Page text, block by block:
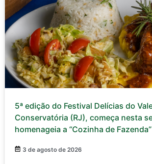
5ª edição do Festival Delícias do
Conservatória (RJ), começa nesta
homenageia a “Cozinha de Fazenda”
3 de agosto de 2026